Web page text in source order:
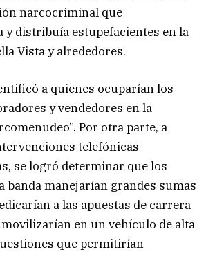
narcocriminal que
y distribuía estupefacientes en la
Vista y alrededores.
a quienes ocuparían los
y vendedores en la
Por otra parte, a
telefónicas
se logró determinar que los
banda manejarían grandes sumas
a las apuestas de carrera
movilizarían en un vehículo de alta
que permitirían